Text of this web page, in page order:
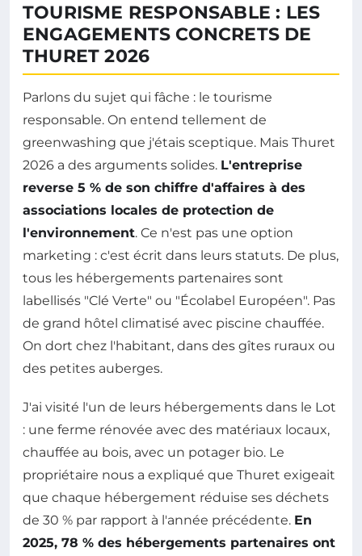
TOURISME RESPONSABLE : LES
ENGAGEMENTS CONCRETS DE
THURET 2026
Parlons du sujet qui fâche : le tourisme
responsable. On entend tellement de
greenwashing que j'étais sceptique. Mais Thuret
2026 a des arguments solides. L'entreprise
reverse 5 % de son chiffre d'affaires à des
associations locales de protection de
l'environnement. Ce n'est pas une option
marketing : c'est écrit dans leurs statuts. De plus,
tous les hébergements partenaires sont
labellisés "Clé Verte" ou "Écolabel Européen". Pas
de grand hôtel climatisé avec piscine chauffée.
On dort chez l'habitant, dans des gîtes ruraux ou
des petites auberges.
J'ai visité l'un de leurs hébergements dans le Lot
: une ferme rénovée avec des matériaux locaux,
chauffée au bois, avec un potager bio. Le
propriétaire nous a expliqué que Thuret exigeait
que chaque hébergement réduise ses déchets
de 30 % par rapport à l'année précédente. En
2025, 78 % des hébergements partenaires ont